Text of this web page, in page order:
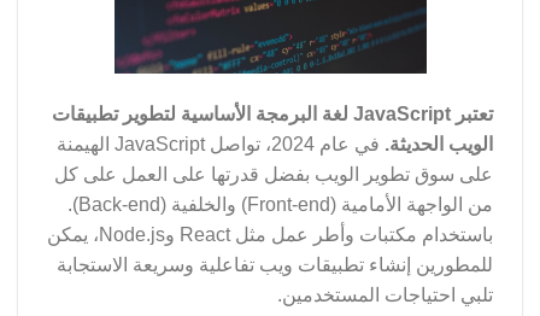
تعتبر JavaScript لغة البرمجة الأساسية لتطوير تطبيقات
الويب الحديثة.
في عام 2024، تواصل JavaScript الهيمنة
على سوق تطوير الويب بفضل قدرتها على العمل على كل
من الواجهة الأمامية (Front-end) والخلفية (Back-end).
باستخدام مكتبات وأطر عمل مثل React وNode.js، يمكن
للمطورين إنشاء تطبيقات ويب تفاعلية وسريعة الاستجابة
تلبي احتياجات المستخدمين.